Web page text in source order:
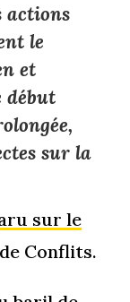
actions
le
et
début
sur la
sur le
Conflits.